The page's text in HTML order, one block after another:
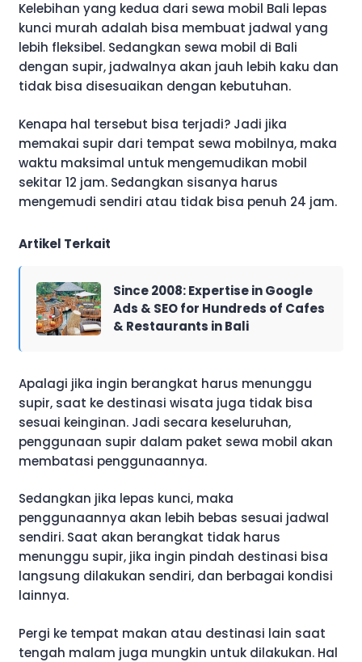
Kelebihan yang kedua dari sewa mobil Bali lepas
kunci murah adalah bisa membuat jadwal yang
lebih fleksibel. Sedangkan sewa mobil di Bali
dengan supir, jadwalnya akan jauh lebih kaku dan
tidak bisa disesuaikan dengan kebutuhan.
Kenapa hal tersebut bisa terjadi? Jadi jika
memakai supir dari tempat sewa mobilnya, maka
waktu maksimal untuk mengemudikan mobil
sekitar 12 jam. Sedangkan sisanya harus
mengemudi sendiri atau tidak bisa penuh 24 jam.
Artikel Terkait
Since 2008: Expertise in Google
Ads & SEO for Hundreds of Cafes
& Restaurants in Bali
Apalagi jika ingin berangkat harus menunggu
supir, saat ke destinasi wisata juga tidak bisa
sesuai keinginan. Jadi secara keseluruhan,
penggunaan supir dalam paket sewa mobil akan
membatasi penggunaannya.
Sedangkan jika lepas kunci, maka
penggunaannya akan lebih bebas sesuai jadwal
sendiri. Saat akan berangkat tidak harus
menunggu supir, jika ingin pindah destinasi bisa
langsung dilakukan sendiri, dan berbagai kondisi
lainnya.
Pergi ke tempat makan atau destinasi lain saat
tengah malam juga mungkin untuk dilakukan. Hal